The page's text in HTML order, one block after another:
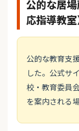
公的な居
応指導教室
公的な教育支
した。公式サ
校・教育委員
を案内される